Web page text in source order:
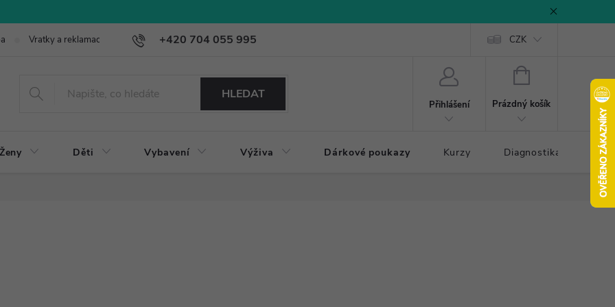
+420 704 055 995
Vratky a reklamace CZK
HLEDAT
Přihlášení
NÁKUPNÍ
Prázdný košík
Ženy Děti Vybavení Výživa Dárkové poukazy Kurzy Diagnostika došlapu